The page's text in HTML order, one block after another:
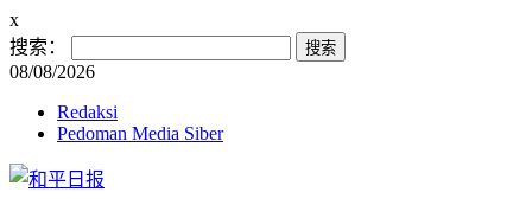
x
搜索：
08/08/2026
Redaksi
Pedoman Media Siber